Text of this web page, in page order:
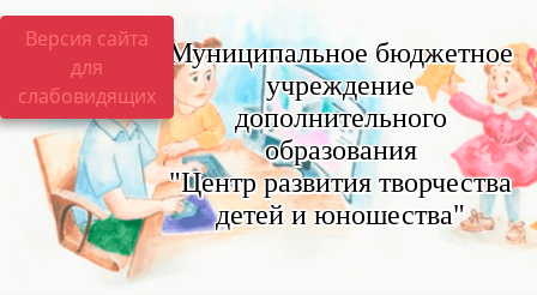
Версия сайта
для
слабовидящих
Муниципальное бюджетное
учреждение
дополнительного
образования
"Центр развития творчества
детей и юношества"